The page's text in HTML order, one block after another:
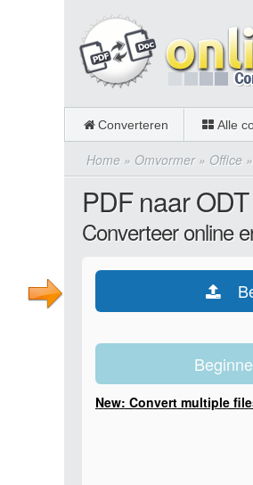
Converteren Alle
Home » Omvormer» Office »
PDF naar
Converteer online
New: Convert multiple